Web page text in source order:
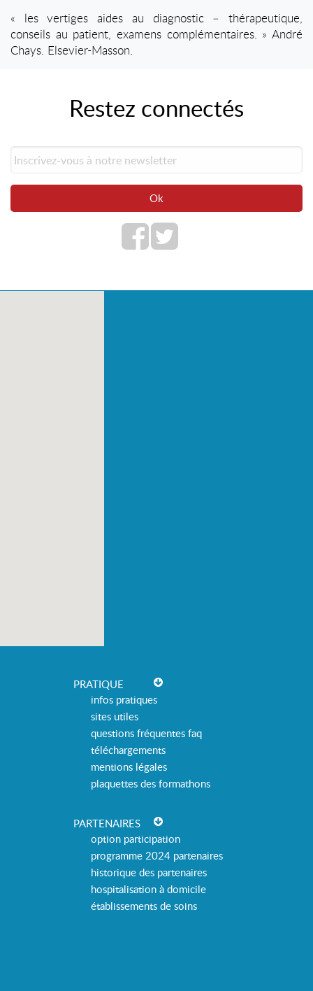
« les vertiges aides au diagnostic – thérapeutique,
conseils au patient, examens complémentaires. » André
Chays. Elsevier-Masson.
PRATIQUE
infos pratiques
sites utiles
questions fréquentes faq
téléchargements
mentions légales
plaquettes des formathons
PARTENAIRES
option participation
programme 2024 partenaires
historique des partenaires
hospitalisation à domicile
établissements de soins
Restez connectés